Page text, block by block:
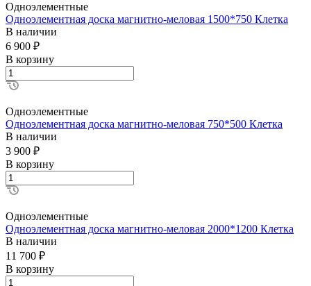
Одноэлементные
Одноэлементная доска магнитно-меловая 1500*750 Клетка
В наличии
6 900 ₽
В корзину
Одноэлементные
Одноэлементная доска магнитно-меловая 750*500 Клетка
В наличии
3 900 ₽
В корзину
Одноэлементные
Одноэлементная доска магнитно-меловая 2000*1200 Клетка
В наличии
11 700 ₽
В корзину